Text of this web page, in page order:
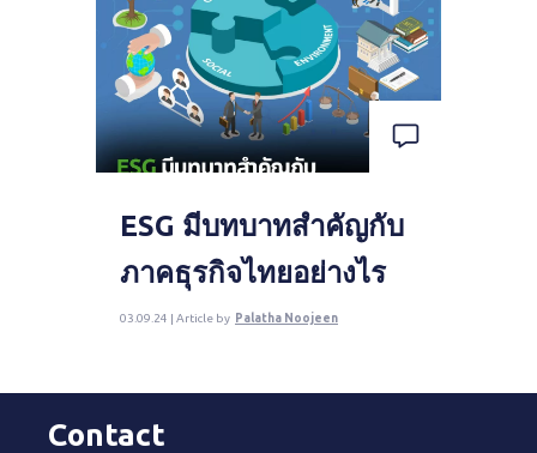
ESG มีบทบาทสำคัญกับ
ภาคธุรกิจไทยอย่างไร
03.09.24 | Article by Palatha Noojeen
Contact